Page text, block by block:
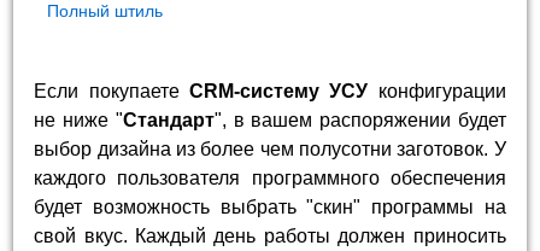
Полный штиль
Если покупаете CRM-систему УСУ конфигурации
не ниже "Стандарт", в вашем распоряжении будет
выбор дизайна из более чем полусотни заготовок. У
каждого пользователя программного обеспечения
будет возможность выбрать "скин" программы на
свой вкус. Каждый день работы должен приносить